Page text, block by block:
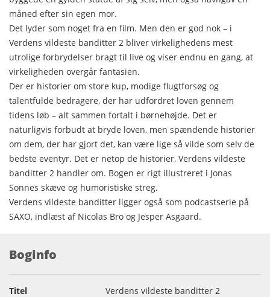
måned efter sin egen mor.
Det lyder som noget fra en film. Men den er god nok – i
Verdens vildeste banditter 2 bliver virkelighedens mest
utrolige forbrydelser bragt til live og viser endnu en gang, at
virkeligheden overgår fantasien.
Der er historier om store kup, modige flugtforsøg og
talentfulde bedragere, der har udfordret loven gennem
tidens løb – alt sammen fortalt i børnehøjde. Det er
naturligvis forbudt at bryde loven, men spændende historier
om dem, der har gjort det, kan være lige så vilde som selv de
bedste eventyr. Det er netop de historier, Verdens vildeste
banditter 2 handler om. Bogen er rigt illustreret i Jonas
Sonnes skæve og humoristiske streg.
Verdens vildeste banditter ligger også som podcastserie på
SAXO, indlæst af Nicolas Bro og Jesper Asgaard.
Boginfo
Titel
Verdens vildeste banditter 2